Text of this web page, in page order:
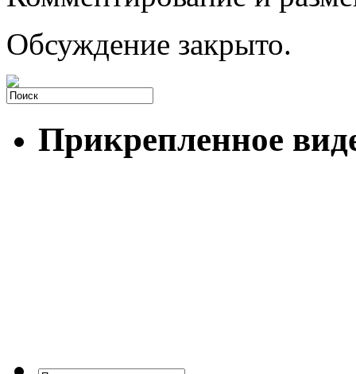
Обсуждение закрыто.
Прикрепленное